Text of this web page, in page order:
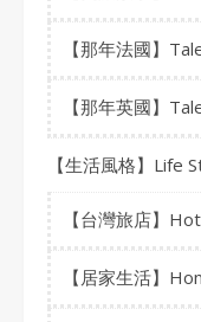
【那年法國】
【那年英國】
【生活風格】Life
【台灣旅店】
【居家生活】